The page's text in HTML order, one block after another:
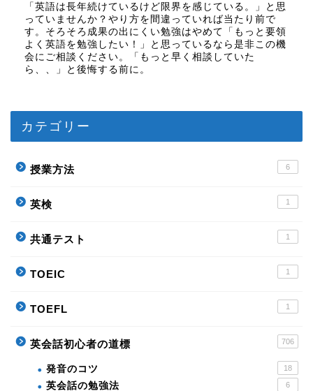
「英語は長年続けているけど限界を感じている。」と思
っていませんか？やり方を間違っていれば当たり前で
す。そろそろ成果の出にくい勉強はやめて「もっと要領
よく英語を勉強したい！」と思っているなら是非この機
会にご相談ください。「もっと早く相談していた
ら、、」と後悔する前に。
カテゴリー
授業方法 6
英検 1
共通テスト 1
TOEIC 1
TOEFL 1
英会話初心者の道標 706
発音のコツ 18
英会話の勉強法 6